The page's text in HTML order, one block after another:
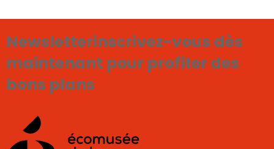
Newsletterinscrivez-vous dès
maintenant pour profiter des
bons plans